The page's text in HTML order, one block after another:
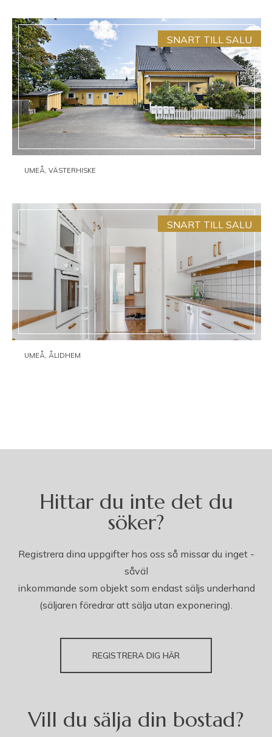
SNART TILL SALU
UMEÅ, VÄSTERHISKE
SNART TILL SALU
UMEÅ, ÅLIDHEM
Hittar du inte det du
söker?
Registrera dina uppgifter hos oss så missar du inget -
såväl
inkommande som objekt som endast säljs underhand
(säljaren föredrar att sälja utan exponering).
REGISTRERA DIG HÄR
Vill du sälja din bostad?